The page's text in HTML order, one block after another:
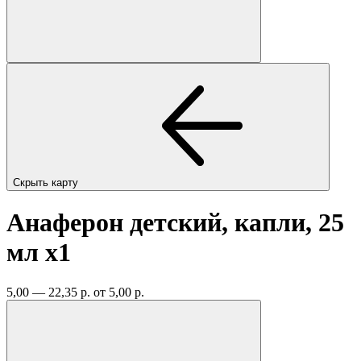
Скрыть карту
Анаферон детский, капли, 25
мл x1
5,00 — 22,35 р. от 5,00 р.